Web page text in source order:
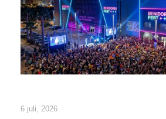
6 juli, 2026